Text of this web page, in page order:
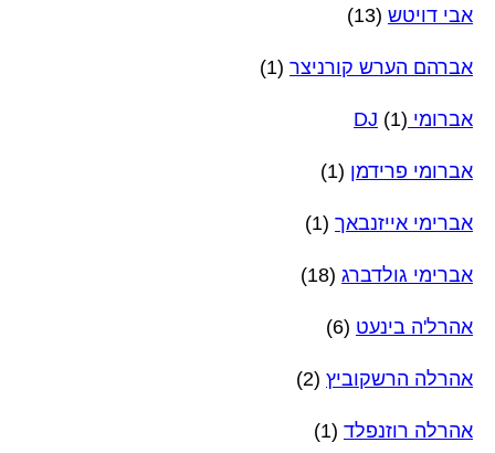
אבי דויטש (13)
אברהם הערש קורניצר (1)
אברומי DJ (1)
אברומי פרידמן (1)
אברימי אייזנבאך (1)
אברימי גולדברג (18)
אהרל'ה בינעט (6)
אהרלה הרשקוביץ (2)
אהרלה רוזנפלד (1)